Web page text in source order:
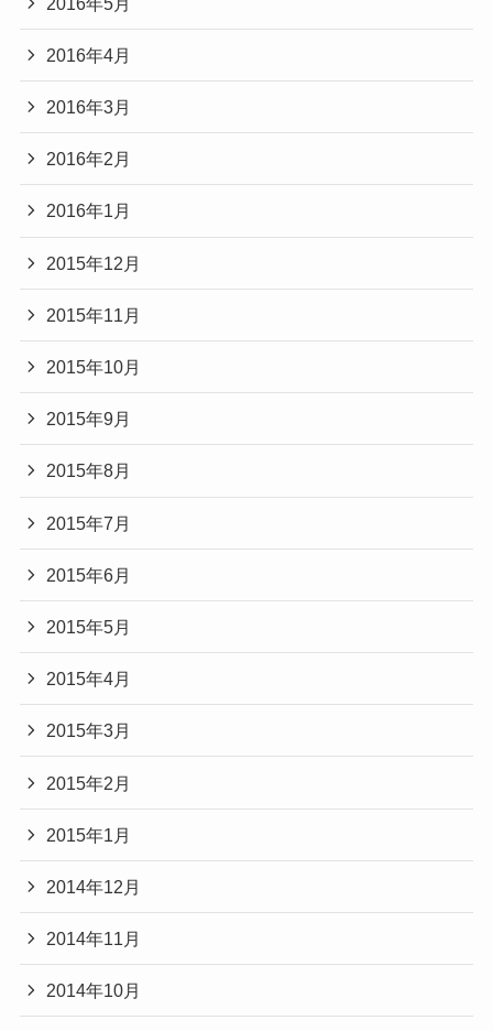
2016年4月
2016年3月
2016年2月
2016年1月
2015年12月
2015年11月
2015年10月
2015年9月
2015年8月
2015年7月
2015年6月
2015年5月
2015年4月
2015年3月
2015年2月
2015年1月
2014年12月
2014年11月
2014年10月